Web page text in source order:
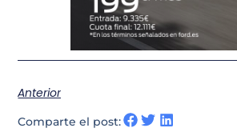
Anterior
Comparte el post: